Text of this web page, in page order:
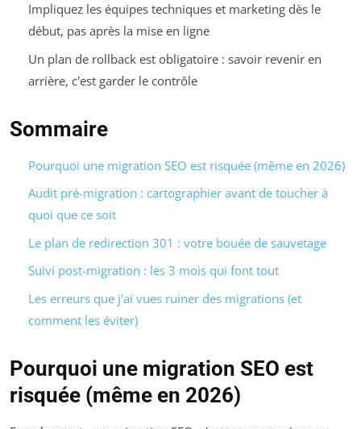
Impliquez les équipes techniques et marketing dès le
début, pas après la mise en ligne
Un plan de rollback est obligatoire : savoir revenir en
arrière, c'est garder le contrôle
Sommaire
Pourquoi une migration SEO est risquée (même en 2026)
Audit pré-migration : cartographier avant de toucher à
quoi que ce soit
Le plan de redirection 301 : votre bouée de sauvetage
Suivi post-migration : les 3 mois qui font tout
Les erreurs que j'ai vues ruiner des migrations (et
comment les éviter)
Pourquoi une migration SEO est
risquée (même en 2026)